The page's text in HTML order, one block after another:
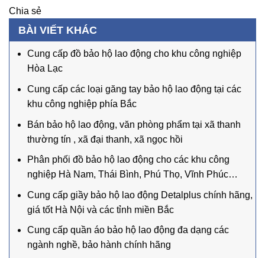
Chia sẻ
BÀI VIẾT KHÁC
Cung cấp đồ bảo hộ lao động cho khu công nghiệp
Hòa Lạc
Cung cấp các loại găng tay bảo hộ lao động tại các
khu công nghiệp phía Bắc
Bán bảo hộ lao động, văn phòng phẩm tại xã thanh
thường tín , xã đại thanh, xã ngọc hồi
Phân phối đồ bảo hộ lao động cho các khu công
nghiệp Hà Nam, Thái Bình, Phú Thọ, Vĩnh Phúc…
Cung cấp giầy bảo hộ lao động Detalplus chính hãng,
giá tốt Hà Nội và các tỉnh miền Bắc
Cung cấp quần áo bảo hộ lao động đa dạng các
ngành nghề, bảo hành chính hãng